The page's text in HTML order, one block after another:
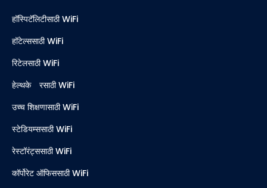
हॉस्पिटॅलिटीसाठी WiFi
हॉटेल्ससाठी WiFi
रिटेलसाठी WiFi
हेल्थकेअरसाठी WiFi
उच्च शिक्षणासाठी WiFi
स्टेडियम्ससाठी WiFi
रेस्टॉरंट्ससाठी WiFi
कॉर्पोरेट ऑफिससाठी WiFi